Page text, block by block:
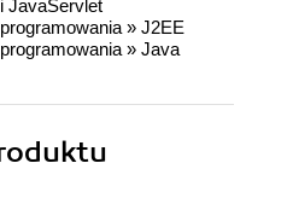
JavaServlet
» J2EE
» Java